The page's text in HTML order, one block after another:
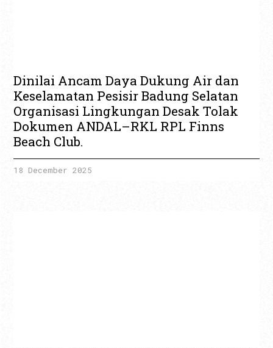
Dinilai Ancam Daya Dukung Air dan
Keselamatan Pesisir Badung Selatan
Organisasi Lingkungan Desak Tolak
Dokumen ANDAL–RKL RPL Finns
Beach Club.
18 December 2025